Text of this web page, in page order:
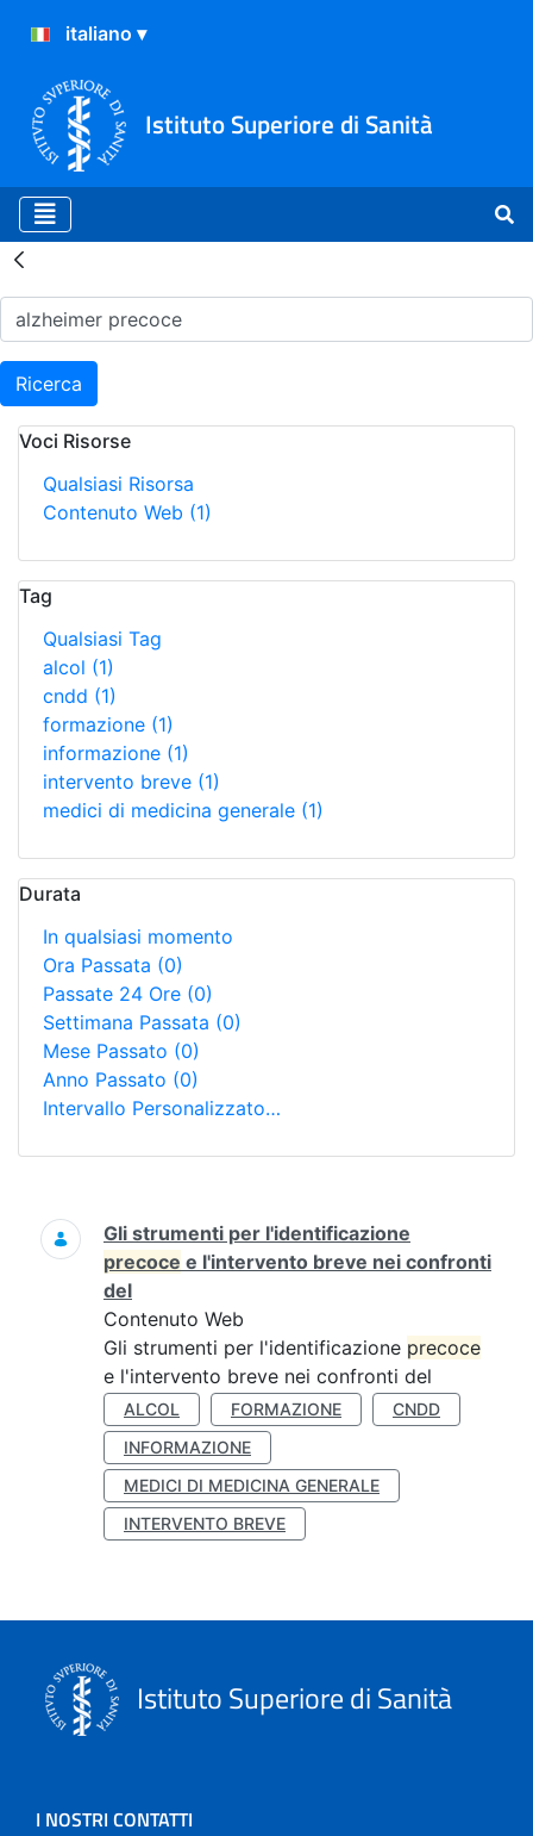
Istituto Superiore di Sanità
Risultati della Ricerca -
Ricerca
Voci Risorse
Qualsiasi Risorsa
Contenuto Web (1)
Tag
Qualsiasi Tag
alcol (1)
cndd (1)
formazione (1)
informazione (1)
intervento breve (1)
medici di medicina generale (1)
Durata
In qualsiasi momento
Ora Passata (0)
Passate 24 Ore (0)
Settimana Passata (0)
Mese Passato (0)
Anno Passato (0)
Intervallo Personalizzato…
Ricerca
Gli strumenti per l'identificazione
precoce e l'intervento breve nei confronti
del
Contenuto Web
Gli strumenti per l'identificazione precoce
e l'intervento breve nei confronti del
ALCOL FORMAZIONE
CNDD
INFORMAZIONE
MEDICI DI MEDICINA GENERALE
INTERVENTO BREVE
Istituto Superiore di Sanità
I NOSTRI CONTATTI